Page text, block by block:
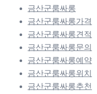
금산군룸싸롱
금산군룸싸롱가격
금산군룸싸롱견적
금산군룸싸롱문의
금산군룸싸롱예약
금산군룸싸롱위치
금산군룸싸롱추천